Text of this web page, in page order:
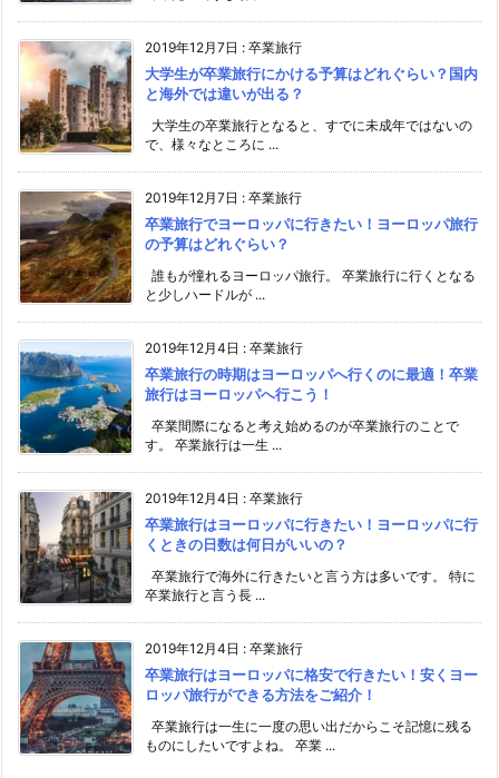
2019年12月7日 : 卒業旅行
大学生が卒業旅行にかける予算はどれぐらい？国内
と海外では違いが出る？
大学生の卒業旅行となると、すでに未成年ではないの
で、様々なところに ...
2019年12月7日 : 卒業旅行
卒業旅行でヨーロッパに行きたい！ヨーロッパ旅行
の予算はどれぐらい？
誰もが憧れるヨーロッパ旅行。 卒業旅行に行くとなる
と少しハードルが ...
2019年12月4日 : 卒業旅行
卒業旅行の時期はヨーロッパへ行くのに最適！卒業
旅行はヨーロッパへ行こう！
卒業間際になると考え始めるのが卒業旅行のことで
す。 卒業旅行は一生 ...
2019年12月4日 : 卒業旅行
卒業旅行はヨーロッパに行きたい！ヨーロッパに行
くときの日数は何日がいいの？
卒業旅行で海外に行きたいと言う方は多いです。 特に
卒業旅行と言う長 ...
2019年12月4日 : 卒業旅行
卒業旅行はヨーロッパに格安で行きたい！安くヨー
ロッパ旅行ができる方法をご紹介！
卒業旅行は一生に一度の思い出だからこそ記憶に残る
ものにしたいですよね。 卒業 ...